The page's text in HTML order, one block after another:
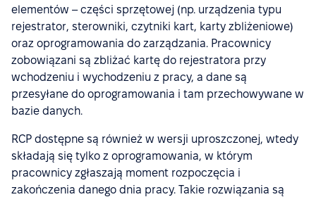
elementów – części sprzętowej (np. urządzenia typu
rejestrator, sterowniki, czytniki kart, karty zbliżeniowe)
oraz oprogramowania do zarządzania. Pracownicy
zobowiązani są zbliżać kartę do rejestratora przy
wchodzeniu i wychodzeniu z pracy, a dane są
przesyłane do oprogramowania i tam przechowywane w
bazie danych.
RCP dostępne są również w wersji uproszczonej, wtedy
składają się tylko z oprogramowania, w którym
pracownicy zgłaszają moment rozpoczęcia i
zakończenia danego dnia pracy. Takie rozwiązania są